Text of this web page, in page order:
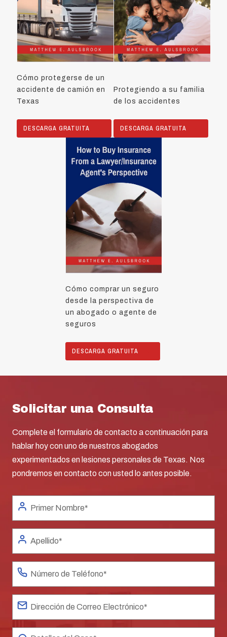
Cómo protegerse de un
accidente de camión en
Texas
DESCARGA GRATUITA
Protegiendo a su familia
de los accidentes
DESCARGA GRATUITA
Cómo comprar un seguro
desde la perspectiva de
un abogado o agente de
seguros
DESCARGA GRATUITA
Solicitar una Consulta
Complete el formulario de contacto a continuación para
hablar hoy con uno de nuestros abogados
experimentados en lesiones personales de Texas. Nos
pondremos en contacto con usted lo antes posible.